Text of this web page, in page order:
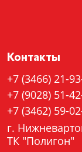
Контакты
+7 (3466) 21-
+7 (9028) 51-
+7 (3462) 59-
г.
ТК "Полигон"